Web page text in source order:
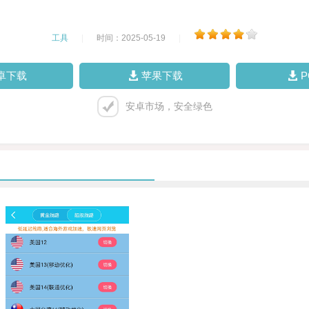
工具 时间：2025-05-19
下载 苹果下载
安卓市场，安全绿色